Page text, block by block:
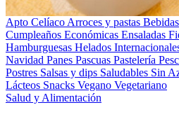
Apto Celíaco Arroces y pastas Bebidas
Cumpleaños Económicas Ensaladas
Hamburguesas Helados
Navidad Panes Pascuas Pastelería
Postres Salsas y dips Saludables Sin
Lácteos Snacks Vegano Vegetariano
Salud y Alimentación